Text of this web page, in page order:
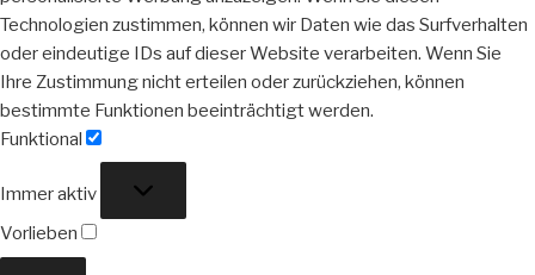
Technologien zustimmen, können wir Daten wie das Surfverhalten
oder eindeutige IDs auf dieser Website verarbeiten. Wenn Sie
Ihre Zustimmung nicht erteilen oder zurückziehen, können
bestimmte Funktionen beeinträchtigt werden.
Funktional
Immer aktiv
Vorlieben